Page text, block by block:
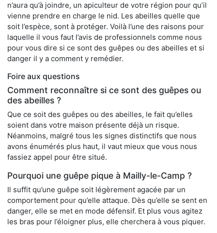
n’aura qu’à joindre, un apiculteur de votre région pour qu’il
vienne prendre en charge le nid. Les abeilles quelle que
soit l’espèce, sont à protéger. Voilà l’une des raisons pour
laquelle il vous faut l’avis de professionnels comme nous
pour vous dire si ce sont des guêpes ou des abeilles et si
danger il y a comment y remédier.
Foire aux questions
Comment reconnaître si ce sont des guêpes ou
des abeilles ?
Que ce soit des guêpes ou des abeilles, le fait qu’elles
soient dans votre maison présente déjà un risque.
Néanmoins, malgré tous les signes distinctifs que nous
avons énumérés plus haut, il vaut mieux que vous nous
fassiez appel pour être situé.
Pourquoi une guêpe pique à Mailly-le-Camp ?
Il suffit qu’une guêpe soit légèrement agacée par un
comportement pour qu’elle attaque. Dès qu’elle se sent en
danger, elle se met en mode défensif. Et plus vous agitez
les bras pour l’éloigner plus, elle cherchera à vous piquer.